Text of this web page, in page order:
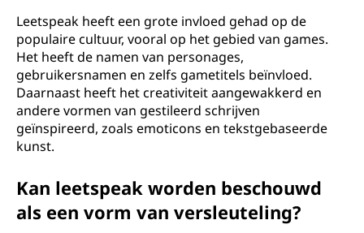
Leetspeak heeft een grote invloed gehad op de
populaire cultuur, vooral op het gebied van games.
Het heeft de namen van personages,
gebruikersnamen en zelfs gametitels beïnvloed.
Daarnaast heeft het creativiteit aangewakkerd en
andere vormen van gestileerd schrijven
geïnspireerd, zoals emoticons en tekstgebaseerde
kunst.
Kan leetspeak worden beschouwd
als een vorm van versleuteling?